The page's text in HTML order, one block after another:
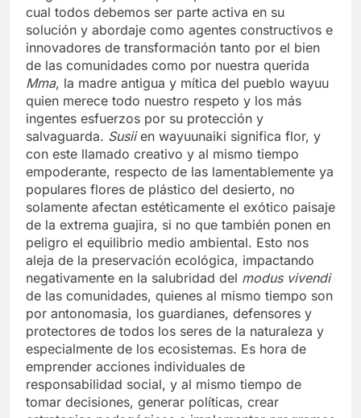
cual todos debemos ser parte activa en su
solución y abordaje como agentes constructivos e
innovadores de transformación tanto por el bien
de las comunidades como por nuestra querida
Mma, la madre antigua y mítica del pueblo wayuu
quien merece todo nuestro respeto y los más
ingentes esfuerzos por su protección y
salvaguarda. Susiien wayuunaiki significa flor, y
con este llamado creativo y al mismo tiempo
empoderante, respecto de las lamentablemente ya
populares flores de plástico del desierto, no
solamente afectan estéticamente el exótico paisaje
de la extrema guajira, si no que también ponen en
peligro el equilibrio medio ambiental. Esto nos
aleja de la preservación ecológica, impactando
negativamente en la salubridad del modus vivendi
de las comunidades, quienes al mismo tiempo son
por antonomasia, los guardianes, defensores y
protectores de todos los seres de la naturaleza y
especialmente de los ecosistemas. Es hora de
emprender acciones individuales de
responsabilidad social, y al mismo tiempo de
tomar decisiones, generar políticas, crear